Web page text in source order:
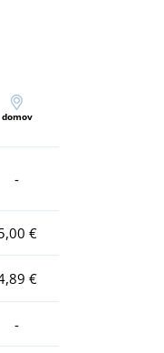
domov
-
€
€
-